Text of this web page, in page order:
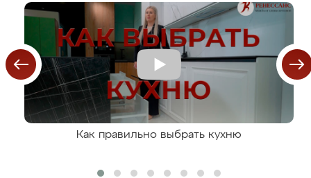
Как правильно выбрать кухню